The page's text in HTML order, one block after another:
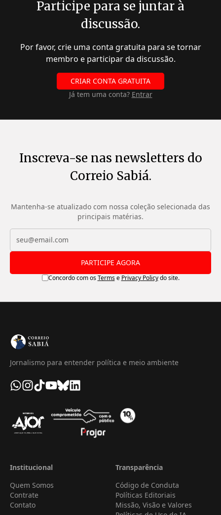
Participe para se juntar à
discussão.
Por favor, crie uma conta gratuita para se tornar
membro e participar da discussão.
CRIAR CONTA GRATUITA
Já tem uma conta? Entrar
Inscreva-se nas newsletters do
Correio Sabiá.
Mantenha-se atualizado com nossa coleção selecionada das
principais matérias.
PARTICIPE AGORA
Concordo com osTermse Privacy Policydo site.
Jornalismo para entender política e meio ambiente
Institucional
Quem Somos
Contrate
Contato
Transparência
Código de Conduta
Políticas Editoriais
Missão, Visão e Valores